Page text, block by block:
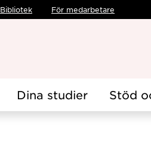
Bibliotek För medarbetare
Dina studier Stöd